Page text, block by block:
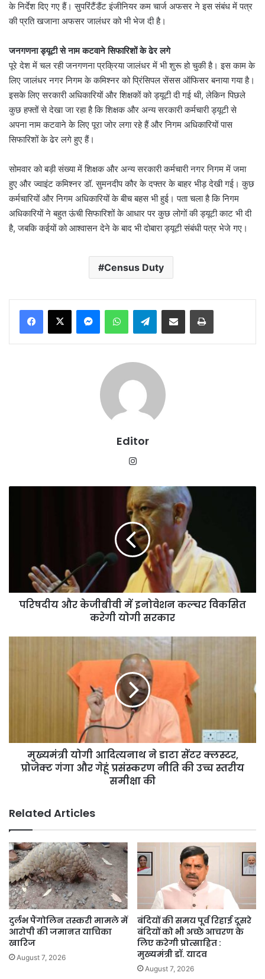
के निर्देश दिए गए हैं। सुपरिंटैंडैंट इंजीनियर कम चार्ज अफसर ने इस संबंध में पत्र
की प्रति खजाना अफसर जालंधर को भी भेज दी है।
जनगणना ड्यूटी से नाम कटवाने सिफारिशों के ढेर लगे
पूरे देश में चल रही जनगणना प्रक्रिया जालंधर में भी शुरू हो चुकी है। इस काम के
लिए जालंधर नगर निगम के कमिश्नर को प्रिंसिपल सेंसस ऑफिसर बनाया गया है।
इसके लिए सरकारी अधिकारियों और शिक्षकों को ड्यूटी दी गई थी, लेकिन पिछले
कुछ हफ्तों से देखा जा रहा है कि शिक्षक और अन्य सरकारी कर्मचारी ड्यूटी से
अपना नाम कटवाने के लिए पूरा जोर लगा रहे हैं और निगम अधिकारियों पास
सिफारिशों के ढेर लगे हुए हैं।
सोमवार को बड़ी संख्या में शिक्षक और अन्य सरकारी कर्मचारी नगर निगम में जमा
हुए और ज्वाइंट कमिश्नर डॉ. सुमनदीप कौर के दफ्तर के बाहर भीड़ देखी गई। कुछ
कर्मचारियों और निगम अधिकारियों के बीच बहस भी हुई। पता चला है कि निगम
अधिकारियों ने बहुत ऊंची सिफारिशों के आधार पर कुछ लोगों की ड्यूटी काट भी दी
है, जबकि कईयों को आश्वासन देने के बाद भी दोबारा ड्यूटी संबंधी पत्र भेजे गए।
Census Duty
MessengerWhatsAppTelegramShare via Email Print
Editor
योगी
सरकार
परिषदीय और केजीबीवी में इनोवेशन कल्चर विकसित
करेगी योगी सरकार
गंगा
उच्च
स्तरीय
समीक्षा
की
मुख्यमंत्री योगी आदित्यनाथ ने डाटा सेंटर क्लस्टर,
प्रोजेक्ट गंगा और गेहूं प्रसंस्करण नीति की उच्च स्तरीय
समीक्षा की
Related Articles
दुर्लभ पैंगोलिन तस्करी मामले में
आरोपी की जमानत याचिका
खारिज
August 7, 2026
बंदियों की समय पूर्व रिहाई दूसरे
बंदियों को भी अच्छे आचरण के
लिए करेगी प्रोत्साहित :
मुख्यमंत्री डॉ. यादव
August 7, 2026